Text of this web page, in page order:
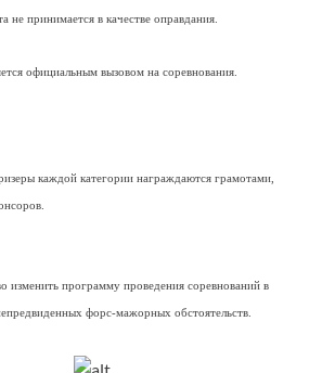
не принимается в качестве оправдания.
официальным вызовом на соревнования.
каждой категории награждаются грамотами,
изменить программу проведения соревнований в
форс-мажорных обстоятельств.